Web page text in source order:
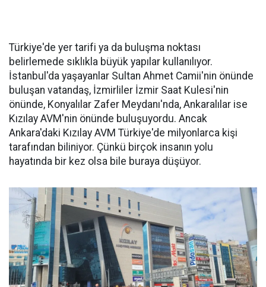
Türkiye'de yer tarifi ya da buluşma noktası
belirlemede sıklıkla büyük yapılar kullanılıyor.
İstanbul'da yaşayanlar Sultan Ahmet Camii'nin önünde
buluşan vatandaş, İzmirliler İzmir Saat Kulesi'nin
önünde, Konyalılar Zafer Meydanı'nda, Ankaralılar ise
Kızılay AVM'nin önünde buluşuyordu. Ancak
Ankara'daki Kızılay AVM Türkiye'de milyonlarca kişi
tarafından biliniyor. Çünkü birçok insanın yolu
hayatında bir kez olsa bile buraya düşüyor.